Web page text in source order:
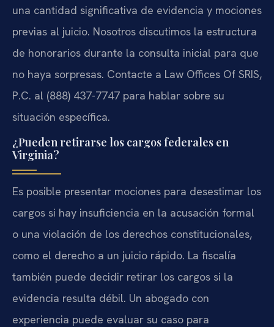
una cantidad significativa de evidencia y mociones
previas al juicio. Nosotros discutimos la estructura
de honorarios durante la consulta inicial para que
no haya sorpresas. Contacte a Law Offices Of SRIS,
P.C. al (888) 437-7747 para hablar sobre su
situación específica.
¿Pueden retirarse los cargos federales en
Virginia?
Es posible presentar mociones para desestimar los
cargos si hay insuficiencia en la acusación formal
o una violación de los derechos constitucionales,
como el derecho a un juicio rápido. La fiscalía
también puede decidir retirar los cargos si la
evidencia resulta débil. Un abogado con
experiencia puede evaluar su caso para